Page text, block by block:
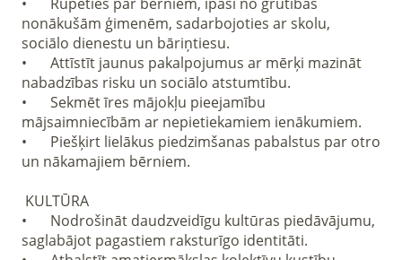
nonākušām ģimenēm, sadarbojoties ar skolu,
sociālo dienestu un bāriņtiesu.
•	Attīstīt jaunus pakalpojumus ar mērķi mazināt
nabadzības risku un sociālo atstumtību.
•	Sekmēt īres mājokļu pieejamību
mājsaimniecībām ar nepietiekamiem ienākumiem.
•	Piešķirt lielākus piedzimšanas pabalstus par otro
un nākamajiem bērniem.
•	Nodrošināt daudzveidīgu kultūras piedāvājumu,
saglabājot pagastiem raksturīgo identitāti.